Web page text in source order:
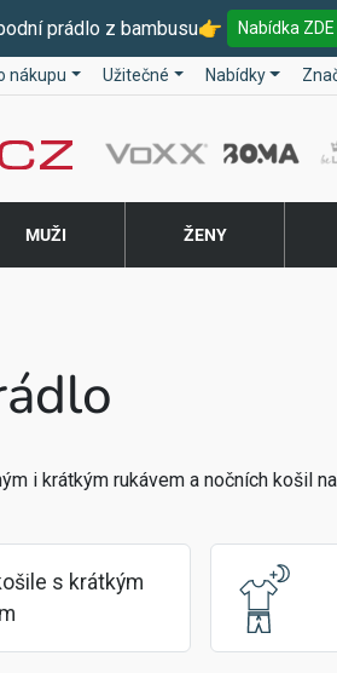
prádlo z bambusu👉 Nabídka ZDE
nákupu Užitečné Nabídky
MUŽI ŽENY
i krátkým rukávem a nočních košil
s krátkým